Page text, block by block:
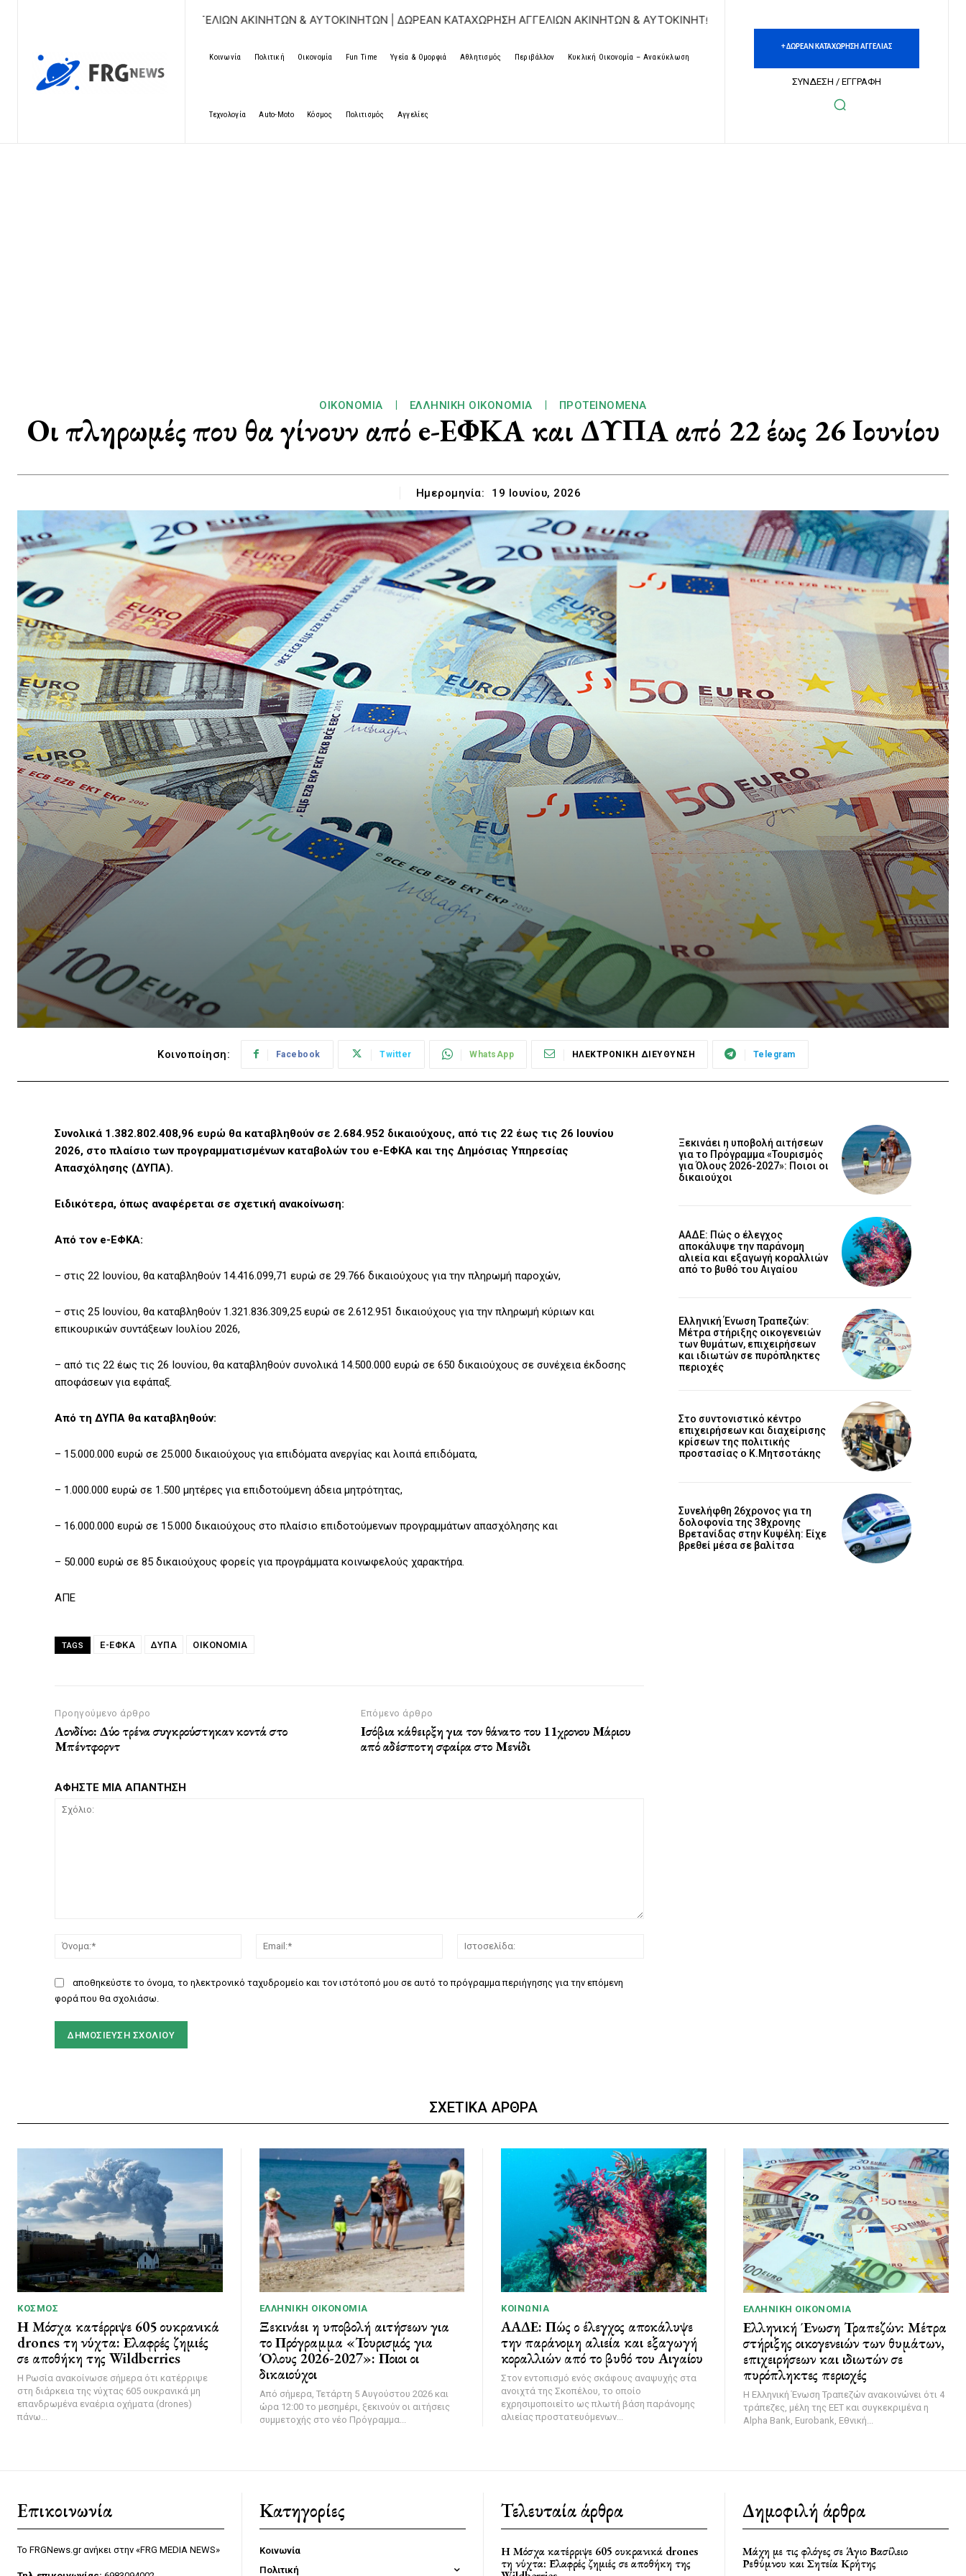
ΚΑΤΑΧΩΡΗΣΗ ΑΓΓΕΛΙΩΝ ΑΚΙΝΗΤΩΝ & ΑΥΤΟΚΙΝΗΤΩΝ | ΔΩΡΕΑΝ ΚΑΤΑΧΩΡΗΣΗ ΑΓΓΕΛΙΩΝ ΑΚΙΝΗΤΩΝ & ΑΥΤΟΚΙΝΗΤΩΝ | ΔΩΡΕΑΝ ΚΑΤΑΧΩΡΗΣΗ ΑΓΓΕΛΙΩΝ ΑΚΙΝΗΤΩΝ &
Κοινωνία Πολιτική Οικονομία Fun Time Υγεία & Ομορφιά Αθλητισμός Περιβάλλον Κυκλική Οικονομία – Ανακύκλωση
Τεχνολογία Auto-Moto Κόσμος Πολιτισμός Αγγελίες
+ ΔΩΡΕΑΝ ΚΑΤΑΧΩΡΗΣΗ ΑΓΓΕΛΙΑΣ
ΣΥΝΔΕΣΗ / ΕΓΓΡΑΦΗ
ΟΙΚΟΝΟΜΊΑ ΕΛΛΗΝΙΚΉ ΟΙΚΟΝΟΜΊΑ ΠΡΟΤΕΙΝΌΜΕΝΑ
Οι πληρωμές που θα γίνουν από e-ΕΦΚΑ και ΔΥΠΑ από 22 έως 26 Ιουνίου
Ημερομηνία: 19 Ιουνίου, 2026
Κοινοποίηση: Facebook Twitter WhatsApp ΗΛΕΚΤΡΟΝΙΚΗ ΔΙΕΥΘΥΝΣΗ Telegram
Συνολικά 1.382.802.408,96 ευρώ θα καταβληθούν σε 2.684.952 δικαιούχους, από τις 22 έως τις 26 Ιουνίου
2026, στο πλαίσιο των προγραμματισμένων καταβολών του e-ΕΦΚΑ και της Δημόσιας Υπηρεσίας
Απασχόλησης (ΔΥΠΑ).
Ειδικότερα, όπως αναφέρεται σε σχετική ανακοίνωση:
Από τον e-ΕΦΚΑ:
– στις 22 Ιουνίου, θα καταβληθούν 14.416.099,71 ευρώ σε 29.766 δικαιούχους για την πληρωμή παροχών,
– στις 25 Ιουνίου, θα καταβληθούν 1.321.836.309,25 ευρώ σε 2.612.951 δικαιούχους για την πληρωμή κύριων και
επικουρικών συντάξεων Ιουλίου 2026,
– από τις 22 έως τις 26 Ιουνίου, θα καταβληθούν συνολικά 14.500.000 ευρώ σε 650 δικαιούχους σε συνέχεια έκδοσης
αποφάσεων για εφάπαξ.
Από τη ΔΥΠΑ θα καταβληθούν:
– 15.000.000 ευρώ σε 25.000 δικαιούχους για επιδόματα ανεργίας και λοιπά επιδόματα,
– 1.000.000 ευρώ σε 1.500 μητέρες για επιδοτούμενη άδεια μητρότητας,
– 16.000.000 ευρώ σε 15.000 δικαιούχους στο πλαίσιο επιδοτούμενων προγραμμάτων απασχόλησης και
– 50.000 ευρώ σε 85 δικαιούχους φορείς για προγράμματα κοινωφελούς χαρακτήρα.
ΑΠΕ
TAGS E-ΕΦΚΑ ΔΥΠΑ ΟΙΚΟΝΟΜΙΑ
Προηγούμενο άρθρο
Λονδίνο: Δύο τρένα συγκρούστηκαν κοντά στο
Μπέντφορντ
Επόμενο άρθρο
Ισόβια κάθειρξη για τον θάνατο του 11χρονου Μάριου
από αδέσποτη σφαίρα στο Μενίδι
ΑΦΗΣΤΕ ΜΙΑ ΑΠΑΝΤΗΣΗ
Όνομα:*
Email:*
αποθηκεύστε το όνομα, το ηλεκτρονικό ταχυδρομείο και τον ιστότοπό μου σε αυτό το πρόγραμμα περιήγησης για την επόμενη
φορά που θα σχολιάσω.
Ξεκινάει η υποβολή αιτήσεων
για το Πρόγραμμα «Τουρισμός
για Όλους 2026-2027»: Ποιοι οι
δικαιούχοι
ΑΑΔΕ: Πώς ο έλεγχος
αποκάλυψε την παράνομη
αλιεία και εξαγωγή κοραλλιών
από το βυθό του Αιγαίου
Ελληνική Ένωση Τραπεζών:
Μέτρα στήριξης οικογενειών
των θυμάτων, επιχειρήσεων
και ιδιωτών σε πυρόπληκτες
περιοχές
Στο συντονιστικό κέντρο
επιχειρήσεων και διαχείρισης
κρίσεων της πολιτικής
προστασίας ο Κ.Μητσοτάκης
Συνελήφθη 26χρονος για τη
δολοφονία της 38χρονης
Βρετανίδας στην Κυψέλη: Είχε
βρεθεί μέσα σε βαλίτσα
ΣΧΕΤΙΚΑ ΑΡΘΡΑ
ΚΌΣΜΟΣ
Η Μόσχα κατέρριψε 605 ουκρανικά
drones τη νύχτα: Ελαφρές ζημιές
σε αποθήκη της Wildberries
Η Ρωσία ανακοίνωσε σήμερα ότι κατέρριψε
στη διάρκεια της νύχτας 605 ουκρανικά μη
επανδρωμένα εναέρια οχήματα (drones)
πάνω...
ΕΛΛΗΝΙΚΉ ΟΙΚΟΝΟΜΊΑ
Ξεκινάει η υποβολή αιτήσεων για
το Πρόγραμμα «Τουρισμός για
Όλους 2026-2027»: Ποιοι οι
δικαιούχοι
Από σήμερα, Τετάρτη 5 Αυγούστου 2026 και
ώρα 12:00 το μεσημέρι, ξεκινούν οι αιτήσεις
συμμετοχής στο νέο Πρόγραμμα...
ΚΟΙΝΩΝΊΑ
ΑΑΔΕ: Πώς ο έλεγχος αποκάλυψε
την παράνομη αλιεία και εξαγωγή
κοραλλιών από το βυθό του Αιγαίου
Στον εντοπισμό ενός σκάφους αναψυχής στα
ανοιχτά της Σκοπέλου, το οποίο
εχρησιμοποιείτο ως πλωτή βάση παράνομης
αλιείας προστατευόμενων...
ΕΛΛΗΝΙΚΉ ΟΙΚΟΝΟΜΊΑ
Ελληνική Ένωση Τραπεζών: Μέτρα
στήριξης οικογενειών των θυμάτων,
επιχειρήσεων και ιδιωτών σε
πυρόπληκτες περιοχές
Η Ελληνική Ένωση Τραπεζών ανακοινώνει ότι 4
τράπεζες, μέλη της ΕΕΤ και συγκεκριμένα η
Alpha Bank, Eurobank, Εθνική...
Επικοινωνία
Το FRGNews.gr ανήκει στην «FRG MEDIA NEWS»
Κατηγορίες
Κοινωνία
Πολιτική
Τελευταία άρθρα
Η Μόσχα κατέρριψε 605 ουκρανικά drones
τη νύχτα: Ελαφρές ζημιές σε αποθήκη της
Δημοφιλή άρθρα
Μάχη με τις φλόγες σε Άγιο Βασίλειο
Ρεθύμνου και Σητεία Κρήτης